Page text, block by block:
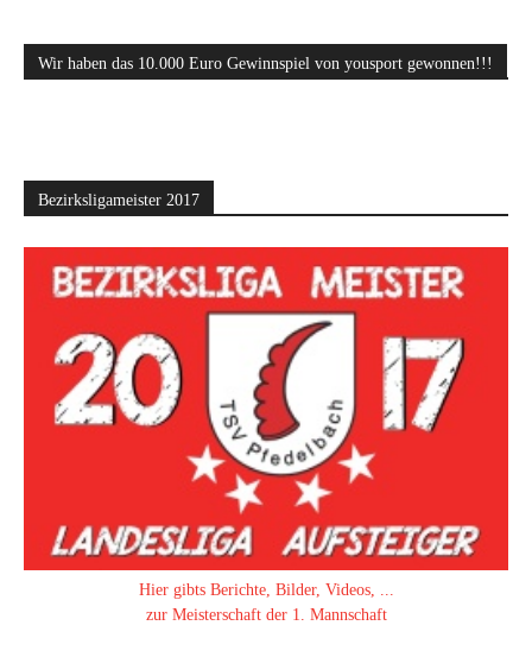
Wir haben das 10.000 Euro Gewinnspiel von yousport gewonnen!!!
Bezirksligameister 2017
Hier gibts Berichte, Bilder, Videos, ...
zur Meisterschaft der 1. Mannschaft